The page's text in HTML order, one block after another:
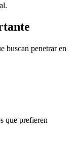
buscan penetrar en
que prefieren